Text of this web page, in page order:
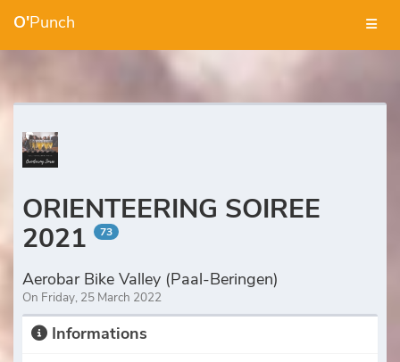
O'Punch
ORIENTEERING SOIREE
2021
73
Aerobar Bike Valley (Paal-Beringen)
On Friday, 25 March 2022
Informations